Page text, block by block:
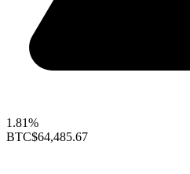
1.81%
BTC$64,485.67